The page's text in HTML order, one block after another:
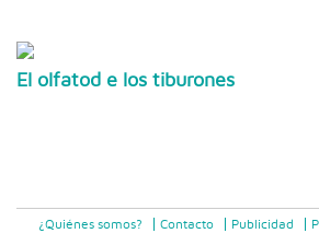
El olfatod e los tiburones
¿Quiénes somos? Contacto Publicidad